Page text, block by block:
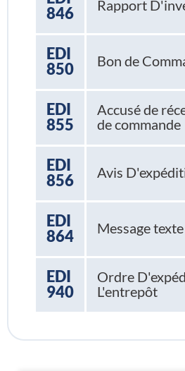
846
Rapport
EDI
850
Bon de
EDI
855
Accusé de
de commande
EDI
856
Avis
EDI
864
Message texte
EDI
940
Ordre
L'entrepôt